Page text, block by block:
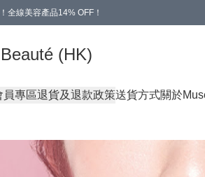
全線美容產品14% OFF！
(HK)
員專區退貨及退款政策送貨方式關於